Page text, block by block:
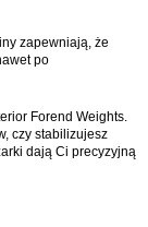
zapewniają, że
po
Forend Weights.
czy stabilizujesz
dają Ci precyzyjną